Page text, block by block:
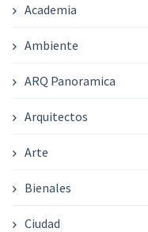
Academia
Ambiente
ARQ Panoramica
Arquitectos
Arte
Bienales
Ciudad